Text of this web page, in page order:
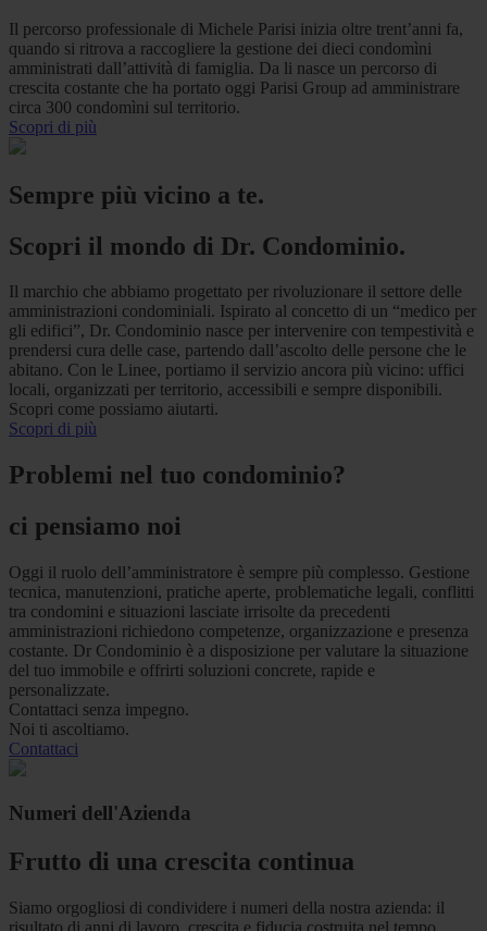
Il percorso professionale di Michele Parisi inizia oltre trent’anni fa,
quando si ritrova a raccogliere la gestione dei dieci condomìni
amministrati dall’attività di famiglia. Da li nasce un percorso di
crescita costante che ha portato oggi Parisi Group ad amministrare
circa 300 condomìni sul territorio.
Scopri di più
Sempre più vicino a te.
Scopri il mondo di Dr. Condominio.
Il marchio che abbiamo progettato per rivoluzionare il settore delle
amministrazioni condominiali. Ispirato al concetto di un “medico per
gli edifici”, Dr. Condominio nasce per intervenire con tempestività e
prendersi cura delle case, partendo dall’ascolto delle persone che le
abitano. Con le Linee, portiamo il servizio ancora più vicino: uffici
locali, organizzati per territorio, accessibili e sempre disponibili.
Scopri come possiamo aiutarti.
Scopri di più
Problemi nel tuo condominio?
ci pensiamo noi
Oggi il ruolo dell’amministratore è sempre più complesso. Gestione
tecnica, manutenzioni, pratiche aperte, problematiche legali, conflitti
tra condomini e situazioni lasciate irrisolte da precedenti
amministrazioni richiedono competenze, organizzazione e presenza
costante. Dr Condominio è a disposizione per valutare la situazione
del tuo immobile e offrirti soluzioni concrete, rapide e
personalizzate.
Contattaci senza impegno.
Noi ti ascoltiamo.
Contattaci
Numeri dell'Azienda
Frutto di una crescita continua
Siamo orgogliosi di condividere i numeri della nostra azienda: il
risultato di anni di lavoro, crescita e fiducia costruita nel tempo.